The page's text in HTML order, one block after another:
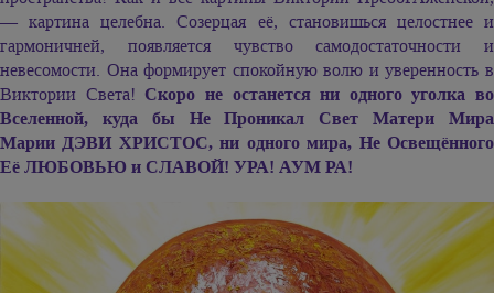
— картина целебна. Созерцая её, становишься целостнее и
гармоничней, появляется чувство самодостаточности и
невесомости. Она формирует спокойную волю и уверенность в
Виктории Света! Скоро не останется ни одного уголка во
Вселенной, куда бы Не Проникал Свет Матери Мира
Марии ДЭВИ ХРИСТОС,ни одного мира, Не Освещённого
Её ЛЮБОВЬЮ и СЛАВОЙ! УРА! АУМ РА!